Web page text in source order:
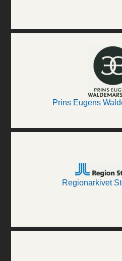
Prins Eugens
Regionarkivet